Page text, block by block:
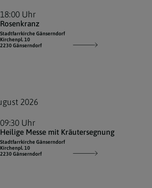
18:00 Uhr
Rosenkranz
Stadtfarrkirche Gänserndorf
Kirchenpl. 10
2230 Gänserndorf
2026
09:30 Uhr
Heilige Messe mit Kräutersegnung
Stadtfarrkirche Gänserndorf
Kirchenpl. 10
2230 Gänserndorf